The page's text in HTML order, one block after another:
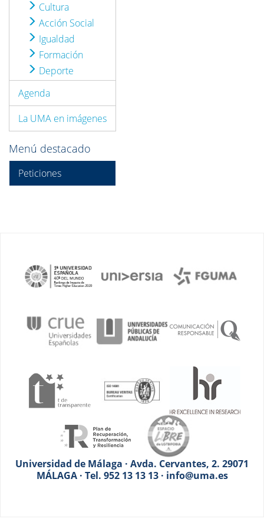
Cultura
Acción Social
Igualdad
Formación
Deporte
Agenda
La UMA en imágenes
Menú destacado
Peticiones
Universidad de Málaga · Avda. Cervantes, 2. 29071
MÁLAGA · Tel. 952 13 13 13 · info@uma.es